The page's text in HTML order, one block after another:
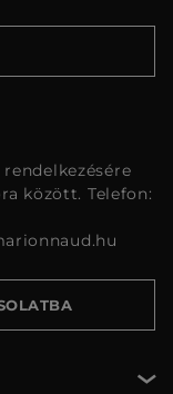
között. Telefon: